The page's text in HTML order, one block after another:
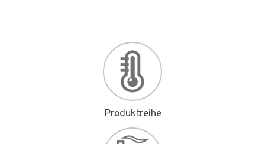
Produktreihe